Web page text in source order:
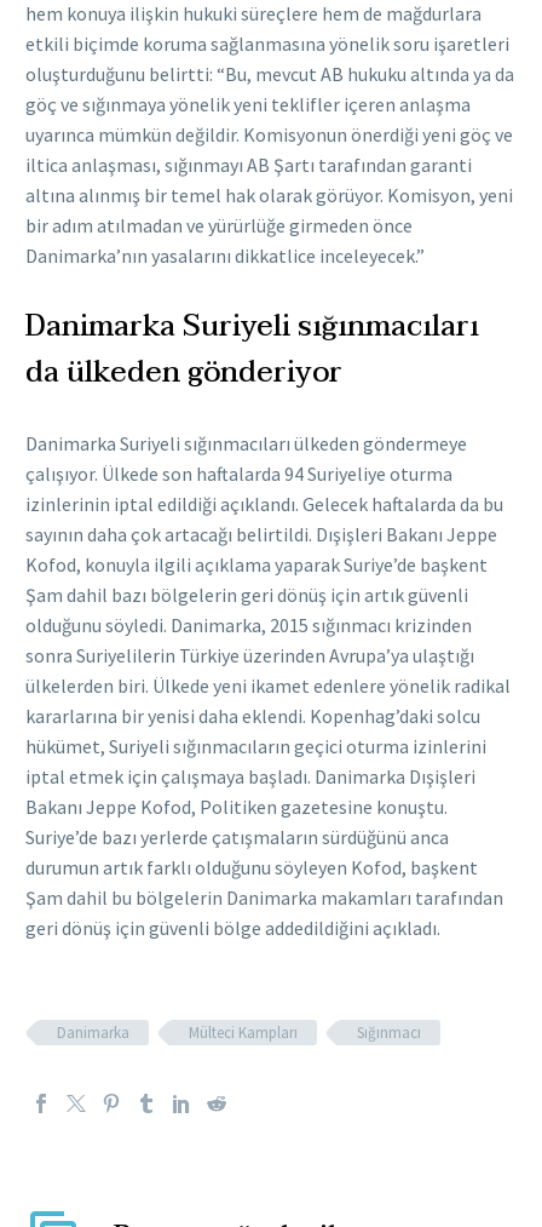
hem konuya ilişkin hukuki süreçlere hem de mağdurlara
etkili biçimde koruma sağlanmasına yönelik soru işaretleri
oluşturduğunu belirtti: “Bu, mevcut AB hukuku altında ya da
göç ve sığınmaya yönelik yeni teklifler içeren anlaşma
uyarınca mümkün değildir. Komisyonun önerdiği yeni göç ve
iltica anlaşması, sığınmayı AB Şartı tarafından garanti
altına alınmış bir temel hak olarak görüyor. Komisyon, yeni
bir adım atılmadan ve yürürlüğe girmeden önce
Danimarka’nın yasalarını dikkatlice inceleyecek.”
Danimarka Suriyeli sığınmacıları
da ülkeden gönderiyor
Danimarka Suriyeli sığınmacıları ülkeden göndermeye
çalışıyor. Ülkede son haftalarda 94 Suriyeliye oturma
izinlerinin iptal edildiği açıklandı. Gelecek haftalarda da bu
sayının daha çok artacağı belirtildi. Dışişleri Bakanı Jeppe
Kofod, konuyla ilgili açıklama yaparak Suriye’de başkent
Şam dahil bazı bölgelerin geri dönüş için artık güvenli
olduğunu söyledi. Danimarka, 2015 sığınmacı krizinden
sonra Suriyelilerin Türkiye üzerinden Avrupa’ya ulaştığı
ülkelerden biri. Ülkede yeni ikamet edenlere yönelik radikal
kararlarına bir yenisi daha eklendi. Kopenhag’daki solcu
hükümet, Suriyeli sığınmacıların geçici oturma izinlerini
iptal etmek için çalışmaya başladı. Danimarka Dışişleri
Bakanı Jeppe Kofod, Politiken gazetesine konuştu.
Suriye’de bazı yerlerde çatışmaların sürdüğünü anca
durumun artık farklı olduğunu söyleyen Kofod, başkent
Şam dahil bu bölgelerin Danimarka makamları tarafından
geri dönüş için güvenli bölge addedildiğini açıkladı.
Danimarka Mülteci Kampları Sığınmacı